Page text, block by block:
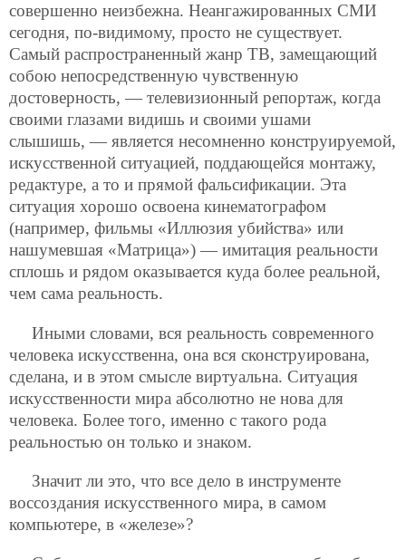
совершенно неизбежна. Неангажированных СМИ
сегодня, по-видимому, просто не существует.
Самый распространенный жанр ТВ, замещающий
собою непосредственную чувственную
достоверность, — телевизионный репортаж, когда
своими глазами видишь и своими ушами
слышишь, — является несомненно конструируемой,
искусственной ситуацией, поддающейся монтажу,
редактуре, а то и прямой фальсификации. Эта
ситуация хорошо освоена кинематографом
(например, фильмы «Иллюзия убийства» или
нашумевшая «Матрица») — имитация реальности
сплошь и рядом оказывается куда более реальной,
чем сама реальность.
Иными словами, вся реальность современного
человека искусственна, она вся сконструирована,
сделана, и в этом смысле виртуальна. Ситуация
искусственности мира абсолютно не нова для
человека. Более того, именно с такого рода
реальностью он только и знаком.
Значит ли это, что все дело в инструменте
воссоздания искусственного мира, в самом
компьютере, в «железе»?